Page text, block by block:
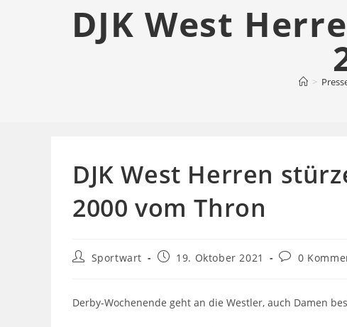
DJK West
>
DJK West Herren
2000 vom Thron
Beitrags-
Sportwart
Beitrag19. Oktober 2021
Beitrags-
0
Derby-Wochenende geht an die Westler, auch Damen